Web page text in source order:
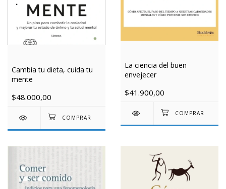
Cambia tu dieta, cuida tu
mente
$48.000,00
La ciencia del buen
envejecer
$41.900,00